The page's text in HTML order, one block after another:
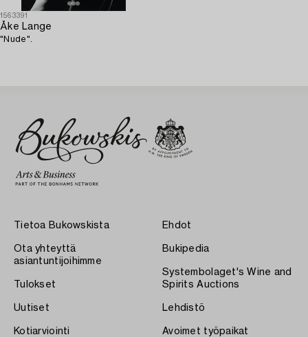
1563391
Åke Lange
"Nude".
Tietoa Bukowskista
Ota yhteyttä
asiantuntijoihimme
Tulokset
Uutiset
Kotiarviointi
Ehdot
Bukipedia
Systembolaget's Wine and
Spirits Auctions
Lehdistö
Avoimet työpaikat